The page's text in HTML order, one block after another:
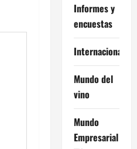
Informes y
encuestas
Internacional
Mundo del
vino
Mundo
Empresarial